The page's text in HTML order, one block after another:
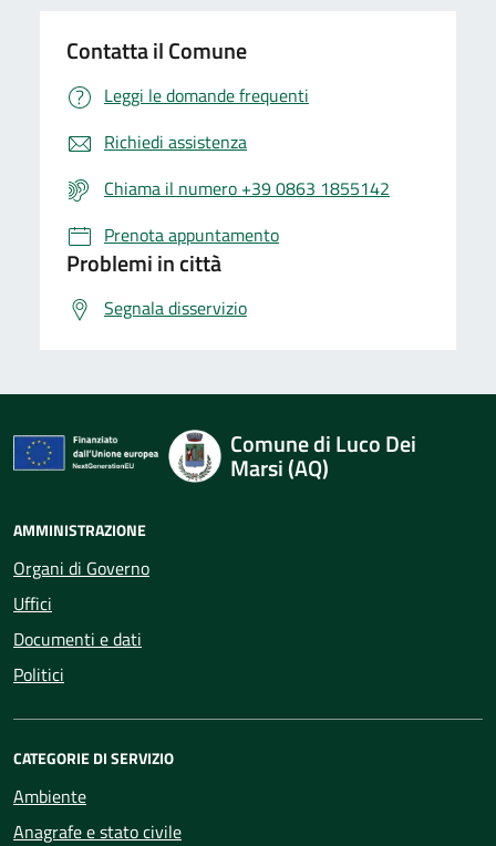
Contatta il Comune
Leggi le domande frequenti
Richiedi assistenza
Chiama il numero +39 0863 1855142
Prenota appuntamento
Problemi in città
Segnala disservizio
Comune di Luco Dei
Marsi (AQ)
AMMINISTRAZIONE
Organi di Governo
Uffici
Documenti e dati
Politici
CATEGORIE DI SERVIZIO
Ambiente
Anagrafe e stato civile